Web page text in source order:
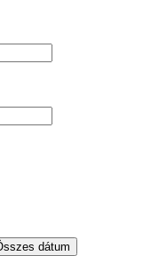
dátum